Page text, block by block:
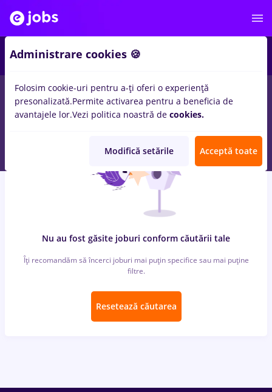
locuri de muncasofer bcein Iasi (Iasi)pentruFara experienta
Banci
Nu au fost găsite joburi conform căutării tale
Îți recomandăm să încerci joburi mai puțin specifice sau mai puține
filtre.
Resetează căutarea
Administrare cookies 🍪
Folosim cookie-uri pentru a-ți oferi o experiență
presonalizată.Permite activarea pentru a beneficia de
avantajele lor.Vezi politica noastră de cookies.
Modifică setările Acceptă toate